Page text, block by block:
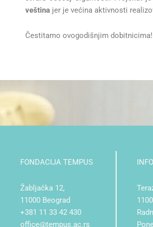
veština jer je većina aktivnosti
Čestitamo ovogodišnjim dobitnicima!
FONDACIJA TEMPUS
Žabljačka 12,
11000 Beograd
+381 11 33 42 430
office@tempus.ac.rs